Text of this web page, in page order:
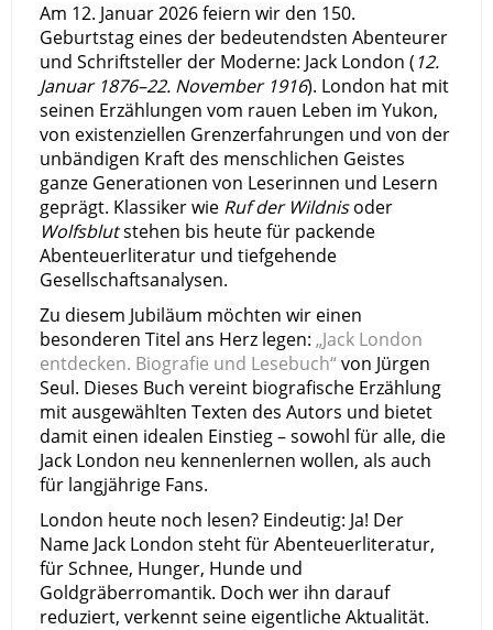
Am 12. Januar 2026 feiern wir den 150.
Geburtstag eines der bedeutendsten Abenteurer
und Schriftsteller der Moderne: Jack London ( 12.
Januar 1876–22. November 1916). London hat mit
seinen Erzählungen vom rauen Leben im Yukon,
von existenziellen Grenzerfahrungen und von der
unbändigen Kraft des menschlichen Geistes
ganze Generationen von Leserinnen und Lesern
geprägt. Klassiker wie Ruf der Wildnisoder
Wolfsblutstehen bis heute für packende
Abenteuerliteratur und tiefgehende
Gesellschaftsanalysen.
Zu diesem Jubiläum möchten wir einen
besonderen Titel ans Herz legen: „Jack London
entdecken. Biografie und Lesebuch“von Jürgen
Seul. Dieses Buch vereint biografische Erzählung
mit ausgewählten Texten des Autors und bietet
damit einen idealen Einstieg – sowohl für alle, die
Jack London neu kennenlernen wollen, als auch
für langjährige Fans.
London heute noch lesen? Eindeutig: Ja! Der
Name Jack London steht für Abenteuerliteratur,
für Schnee, Hunger, Hunde und
Goldgräberromantik. Doch wer ihn darauf
reduziert, verkennt seine eigentliche Aktualität.